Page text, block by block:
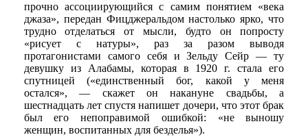
прочно ассоциирующийся с самим понятием «века
джаза», передан Фицджеральдом настолько ярко, что
трудно отделаться от мысли, будто он попросту
«рисует с натуры», раз за разом выводя
протагонистами самого себя и Зельду Сейр — ту
девушку из Алабамы, которая в 1920 г. стала его
спутницей («единственный бог, какой у меня
остался», — скажет он накануне свадьбы, а
шестнадцать лет спустя напишет дочери, что этот брак
был его непоправимой ошибкой: «не выношу
женщин, воспитанных для безделья»).